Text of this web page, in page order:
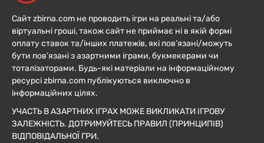
Сайт zbirna.com не проводить ігри на реальні та/або
віртуальні гроші, також сайт не приймає ні в якій формі
оплату ставок та/інших платежів, які пов’язані/можуть
бути пов’язані з азартними іграми, букмекерами чи
тоталізаторами. Будь-які матеріали на інформаційному
ресурсі zbirna.com публікуються виключно в
інформаційних цілях.
УЧАСТЬ В АЗАРТНИХ ІГРАХ МОЖЕ ВИКЛИКАТИ ІГРОВУ
ЗАЛЕЖНІСТЬ. ДОТРИМУЙТЕСЬ ПРАВИЛ (ПРИНЦИПІВ)
ВІДПОВІДАЛЬНОЇ ГРИ.